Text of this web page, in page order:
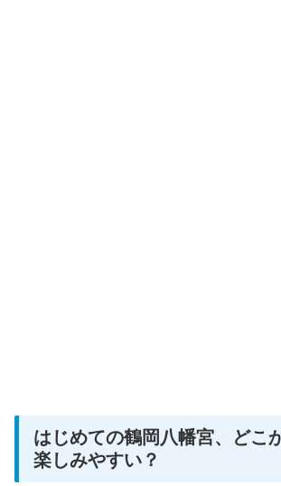
はじめての鶴岡八幡宮、どこ
楽しみやすい？